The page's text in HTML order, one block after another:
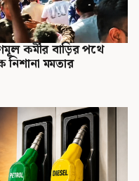
কর্মীর বাড়ির পথে
নিশানা মমতার